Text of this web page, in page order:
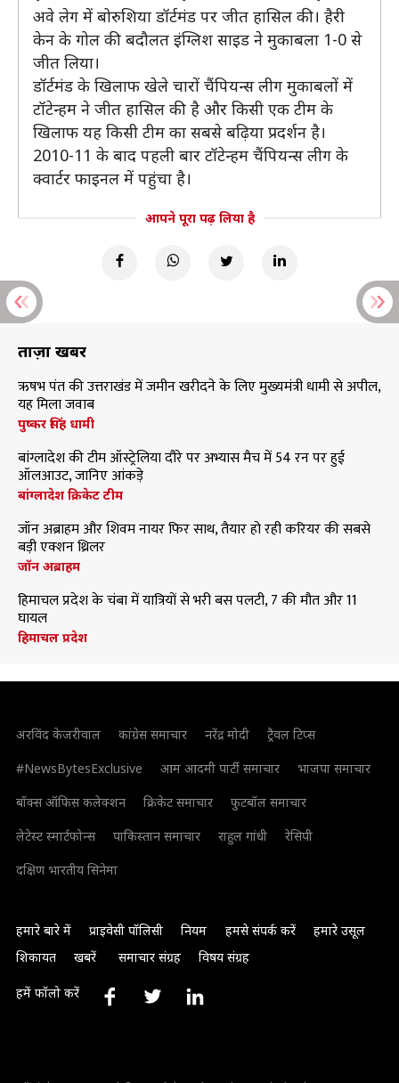
अवे लेग में बोरुशिया डॉर्टमंड पर जीत हासिल की। हैरी
केन के गोल की बदौलत इंग्लिश साइड ने मुकाबला 1-0 से
जीत लिया।
डॉर्टमंड के खिलाफ खेले चारों चैंपियन्स लीग मुकाबलों में
टॉटेन्हम ने जीत हासिल की है और किसी एक टीम के
खिलाफ यह किसी टीम का सबसे बढ़िया प्रदर्शन है।
2010-11 के बाद पहली बार टॉटेन्हम चैंपियन्स लीग के
क्वार्टर फाइनल में पहुंचा है।
आपने पूरा पढ़ लिया है
ताज़ा खबरें
ऋषभ पंत की उत्तराखंड में जमीन खरीदने के लिए मुख्यमंत्री धामी से अपील,
यह मिला जवाब
पुष्कर सिंह धामी
बांग्लादेश की टीम ऑस्ट्रेलिया दौरे पर अभ्यास मैच में 54 रन पर हुई
ऑलआउट, जानिए आंकड़े
बांग्लादेश क्रिकेट टीम
जॉन अब्राहम और शिवम नायर फिर साथ, तैयार हो रही करियर की सबसे
बड़ी एक्शन थ्रिलर
जॉन अब्राहम
हिमाचल प्रदेश के चंबा में यात्रियों से भरी बस पलटी, 7 की मौत और 11
घायल
हिमाचल प्रदेश
अरविंद केजरीवाल कांग्रेस समाचार नरेंद्र मोदी
ट्रैवल टिप्स
#NewsBytesExclusive
आम आदमी पार्टी समाचार
भाजपा समाचार
बॉक्स ऑफिस कलेक्शन
क्रिकेट समाचार
फुटबॉल समाचार
लेटेस्ट स्मार्टफोन्स
पाकिस्तान समाचार राहुल गांधी
रेसिपी
दक्षिण भारतीय सिनेमा
हमारे बारे में प्राइवेसी पॉलिसी नियम हमसे संपर्क करें
हमारे उसूल
शिकायत
खबरें समाचार संग्रह विषय संग्रह
हमें फॉलो करें